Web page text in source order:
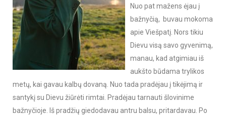
Nuo pat mažens ėjau į
bažnyčią, buvau mokoma
apie Viešpatį. Nors tikiu
Dievu visą savo gyvenimą,
manau, kad atgimiau iš
aukšto būdama trylikos
metų, kai gavau kalbų dovaną. Nuo tada pradėjau į tikėjimą ir
santykį su Dievu žiūrėti rimtai. Pradėjau tarnauti šlovinime
bažnyčioje. Iš pradžių giedodavau antru balsu, pritardavau. Po